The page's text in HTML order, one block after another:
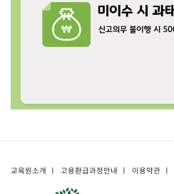
교육원소개 고용환급과정안내 이용약관